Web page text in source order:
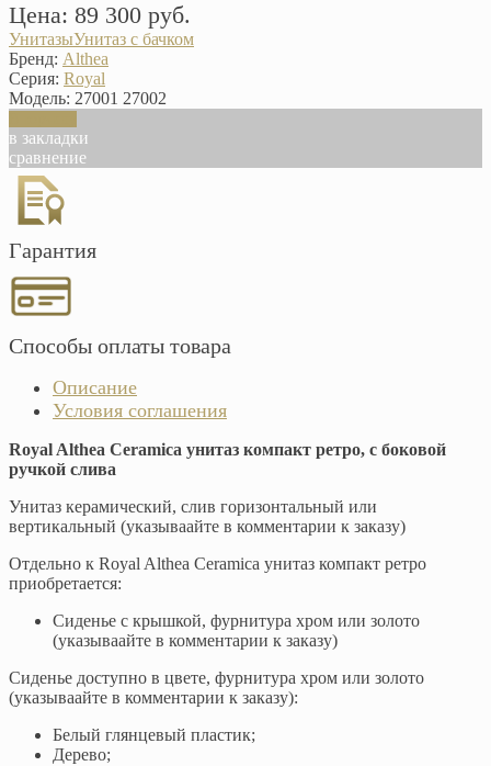
Цена: 89 300 руб.
УнитазыУнитаз с бачком
Бренд: Althea
Серия: Royal
Модель: 27001 27002
в закладки
сравнение
Гарантия
Способы оплаты товара
Описание
Условия соглашения
Royal Althea Ceramica унитаз компакт ретро, с боковой
ручкой слива
Унитаз керамический, слив горизонтальный или
вертикальный (указываайте в комментарии к заказу)
Отдельно к Royal Althea Ceramica унитаз компакт ретро
приобретается:
Сиденье с крышкой, фурнитура хром или золото
(указываайте в комментарии к заказу)
Сиденье доступно в цвете, фурнитура хром или золото
(указываайте в комментарии к заказу):
Белый глянцевый пластик;
Дерево;